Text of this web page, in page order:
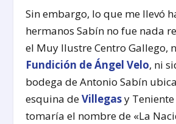
Sin embargo, lo que me llevó
hermanos Sabín no fue nada
el Muy Ilustre Centro Gallego,
Fundición de Ángel Velo, ni
bodega de Antonio Sabín
esquina deVillegasy
tomaría el nombre de «La